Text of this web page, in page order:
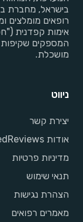
בישראל, מחברת
רופאים מומלצים
אימות קפדנית
המספקים
מושכלת.
ניווט
יצירת קשר
אודות MedReviews
מדיניות פרטיות
תנאי שימוש
הצהרת נגישות
מאמרים רפואים